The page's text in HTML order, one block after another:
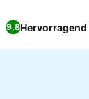
9,8Hervorragend